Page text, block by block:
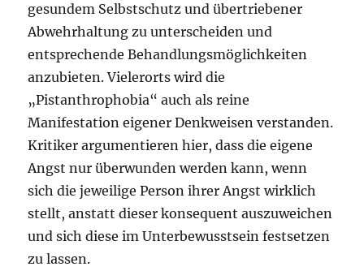
gesundem Selbstschutz und übertriebener
Abwehrhaltung zu unterscheiden und
entsprechende Behandlungsmöglichkeiten
anzubieten. Vielerorts wird die
„Pistanthrophobia“ auch als reine
Manifestation eigener Denkweisen verstanden.
Kritiker argumentieren hier, dass die eigene
Angst nur überwunden werden kann, wenn
sich die jeweilige Person ihrer Angst wirklich
stellt, anstatt dieser konsequent auszuweichen
und sich diese im Unterbewusstsein festsetzen
zu lassen.